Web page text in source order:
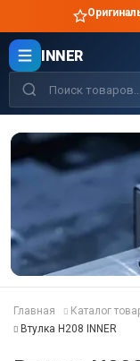
INNER
Главная Каталог
Втулка H208 INNER